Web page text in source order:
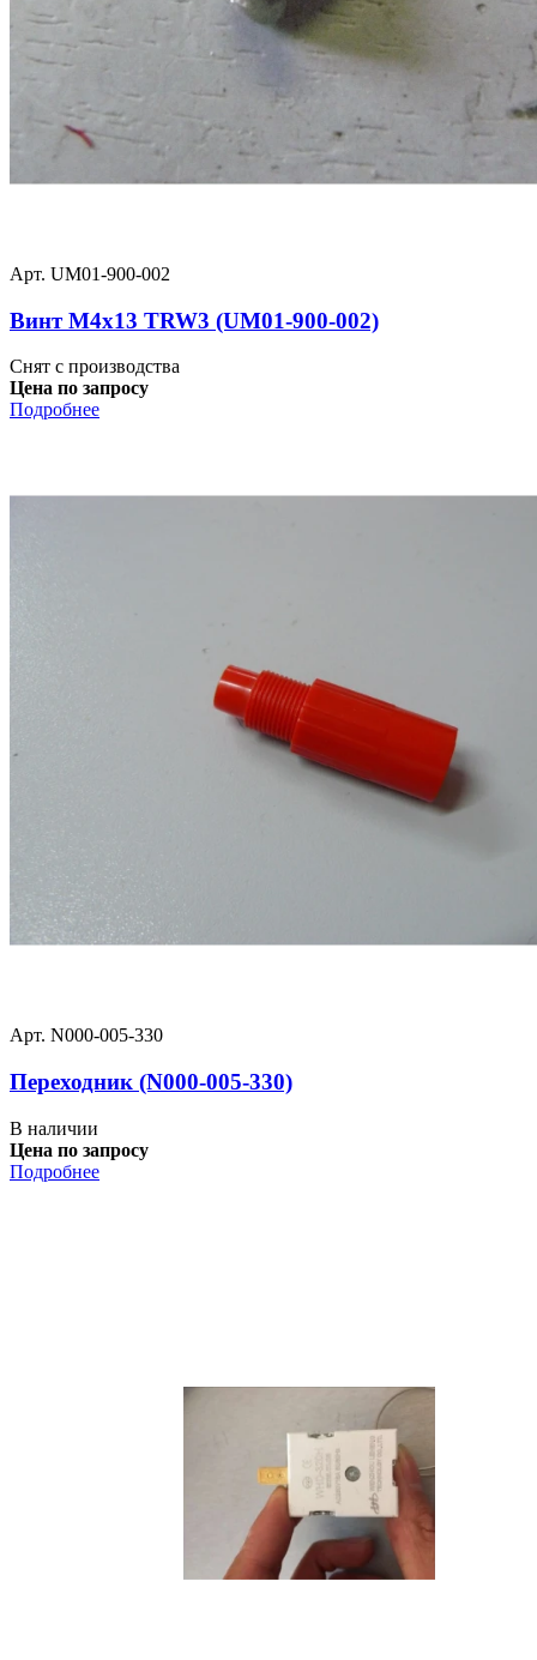
Арт. UM01-900-002
Винт M4x13 TRW3 (UM01-900-002)
Снят с производства
Цена по запросу
Подробнее
Арт. N000-005-330
Переходник (N000-005-330)
В наличии
Цена по запросу
Подробнее